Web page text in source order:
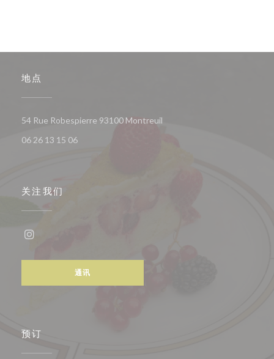
地点
54 Rue Robespierre 93100 Montreuil
06 26 13 15 06
关注我们
通讯
预订